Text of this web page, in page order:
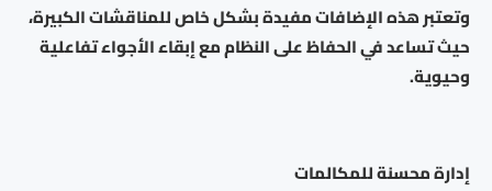
وتعتبر هذه الإضافات مفيدة بشكل خاص للمناقشات الكبيرة،
حيث تساعد في الحفاظ على النظام مع إبقاء الأجواء تفاعلية
وحيوية.
إدارة محسنة للمكالمات